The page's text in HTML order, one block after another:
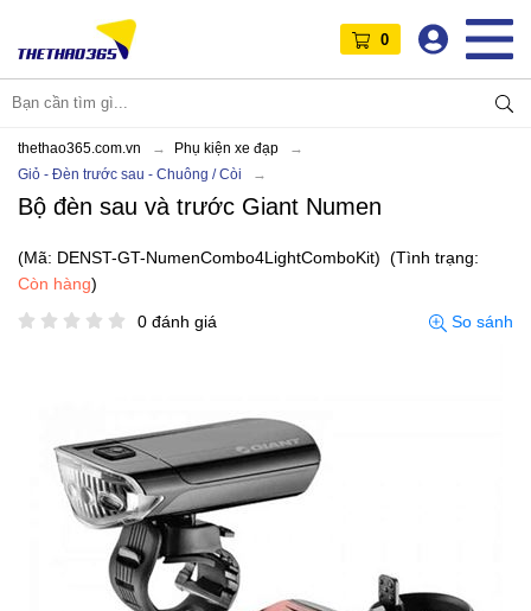
0
thethao365.com.vn
Phụ kiện xe đạp
Giỏ - Đèn trước sau - Chuông / Còi
Bộ đèn sau và trước Giant Numen
(Mã: DENST-GT-NumenCombo4LightComboKit) (Tình trạng:
Còn hàng)
0 đánh giá
So sánh